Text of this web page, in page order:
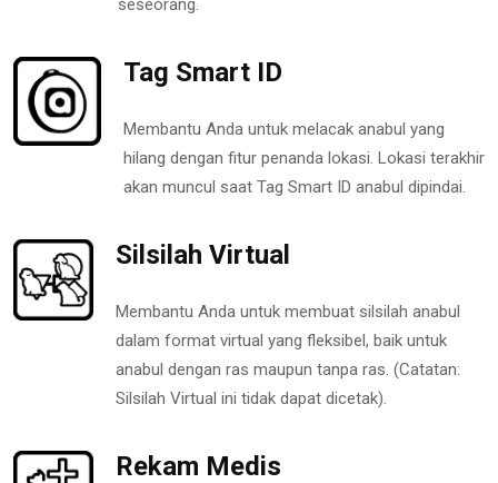
seseorang.
Tag Smart ID
Membantu Anda untuk melacak anabul yang
hilang dengan fitur penanda lokasi. Lokasi terakhir
akan muncul saat Tag Smart ID anabul dipindai.
Silsilah Virtual
Membantu Anda untuk membuat silsilah anabul
dalam format virtual yang fleksibel, baik untuk
anabul dengan ras maupun tanpa ras. (Catatan:
Silsilah Virtual ini tidak dapat dicetak).
Rekam Medis